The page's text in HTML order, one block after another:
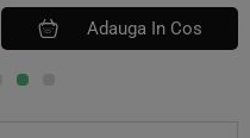
Adauga In Cos